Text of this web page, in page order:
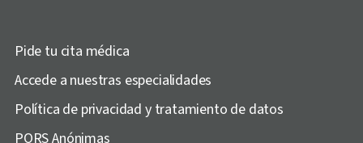
Pide tu cita médica
Accede a nuestras especialidades
Política de privacidad y tratamiento de datos
PQRS Anónimas